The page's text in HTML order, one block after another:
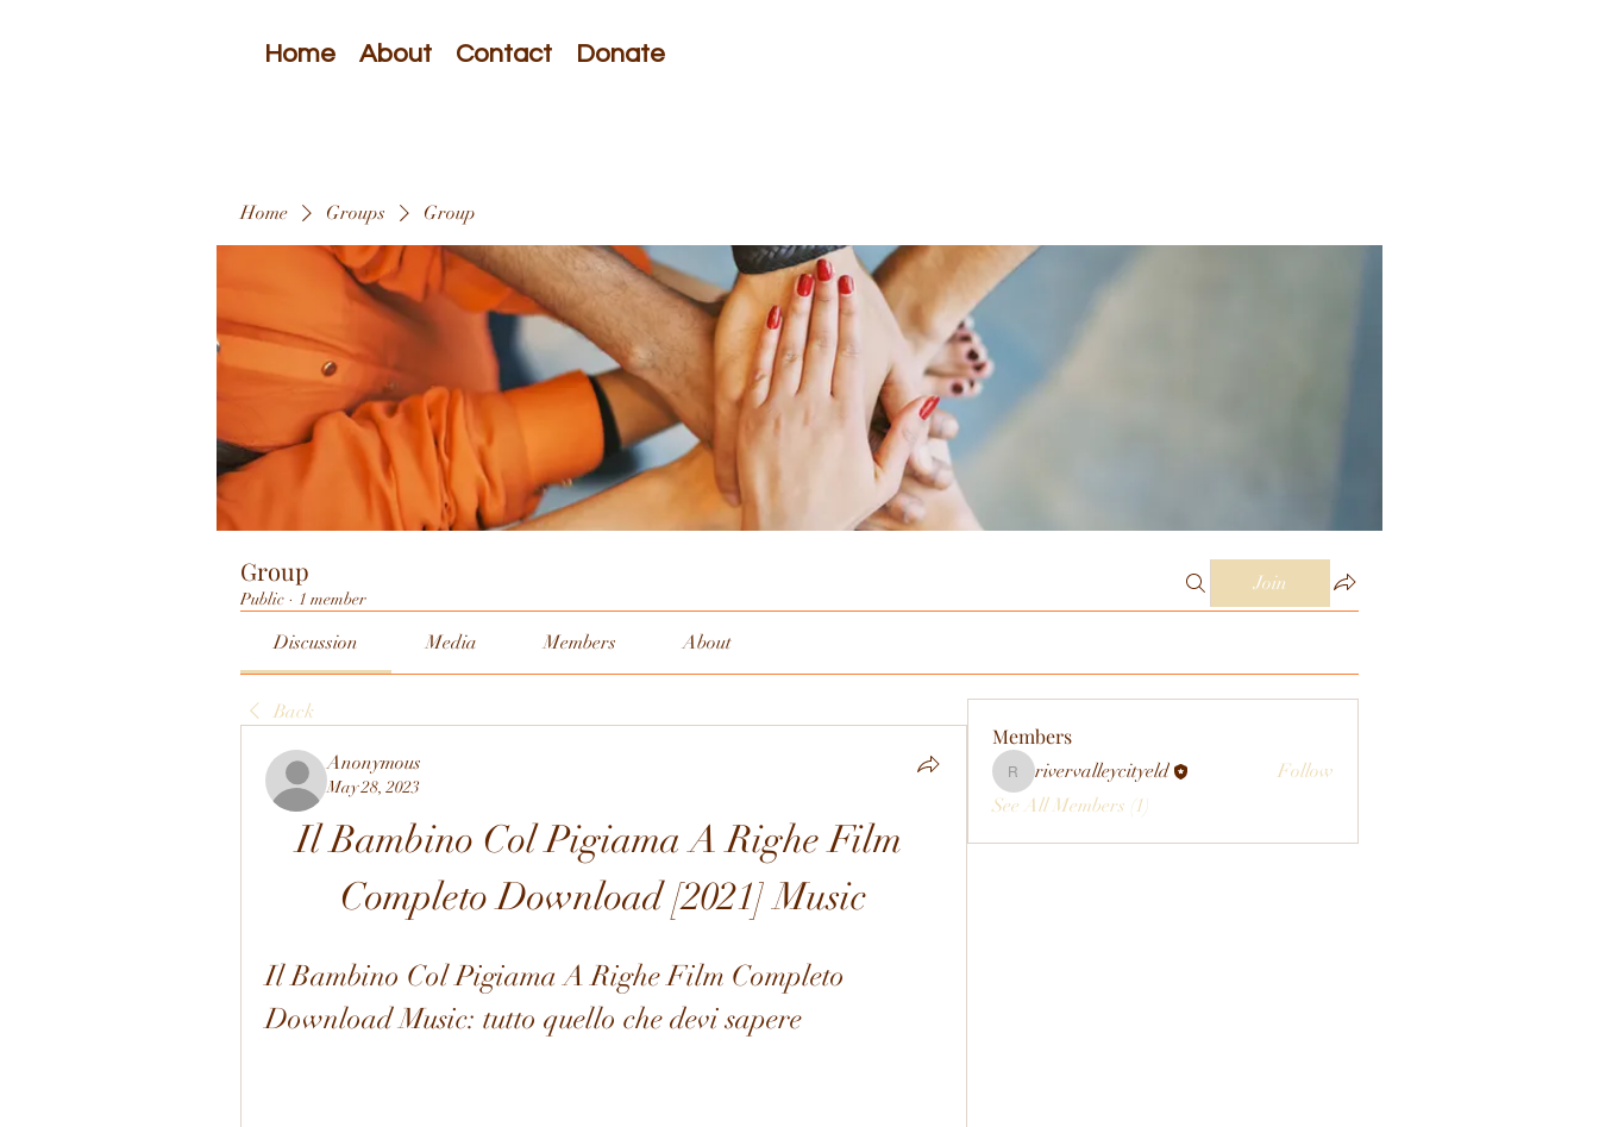
Home About Contact Donate
Home Groups Group
Group
Public · 1 member
Join
Discussion Media Members About
Back
Anonymous
May 28, 2023
Il Bambino Col Pigiama A Righe Film
Completo Download [2021] Music
Il Bambino Col Pigiama A Righe Film Completo
Download Music: tutto quello che devi sapere
Members
rivervalleycityeld
rivervalleycityeld
Follow
See All Members (1)